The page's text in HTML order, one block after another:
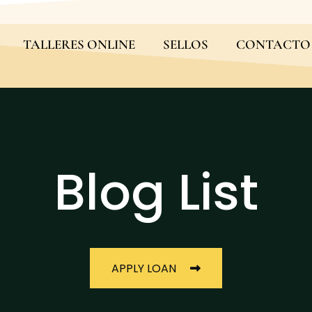
TALLERES ONLINE SELLOS CONTACTO
Blog List
APPLY LOAN